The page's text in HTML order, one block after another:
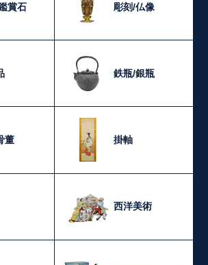
賞石 彫刻/仏像
鉄瓶/銀瓶
董 掛軸
西洋美術